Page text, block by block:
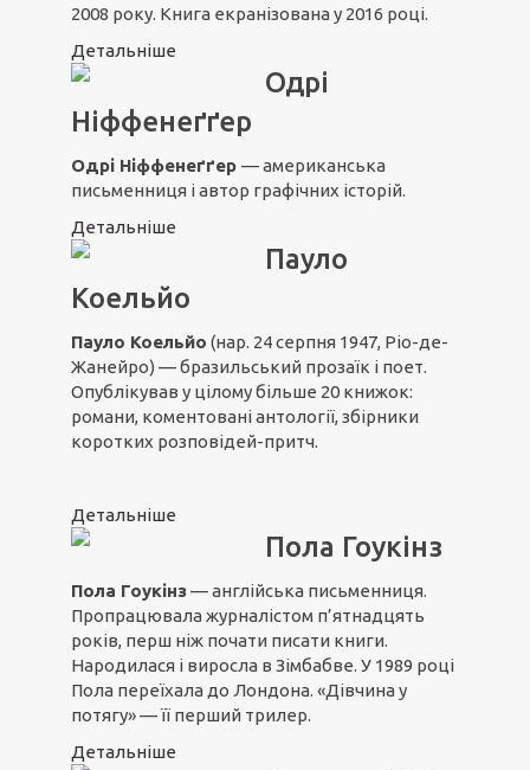
2008 року. Книга екранізована у 2016 році.
Детальніше
Одрі
Ніффенеґґер
Одрі Ніффенеґґер — американська
письменниця і автор графічних історій.
Детальніше
Пауло
Коельйо
Пауло Коельйо (нар. 24 серпня 1947, Ріо-де-
Жанейро) — бразильський прозаїк і поет.
Опублікував у цілому більше 20 книжок:
романи, коментовані антології, збірники
коротких розповідей-притч.
Детальніше
Пола Гоукінз
Пола Гоукінз— англійська письменниця.
Пропрацювала журналістом п’ятнадцять
років, перш ніж почати писати книги.
Народилася і виросла в Зімбабве. У 1989 році
Пола переїхала до Лондона. «Дівчина у
потягу» — її перший трилер.
Детальніше